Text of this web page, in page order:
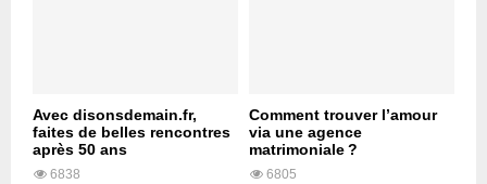
Avec disonsdemain.fr,
faites de belles rencontres
après 50 ans
6838
Comment trouver l’amour
via une agence
matrimoniale ?
6805